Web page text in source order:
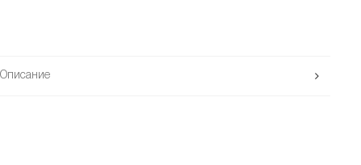
Описание